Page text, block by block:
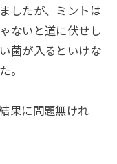
したが、ミントは
ないと道に伏せし
菌が入るといけな
。
果に問題無けれ